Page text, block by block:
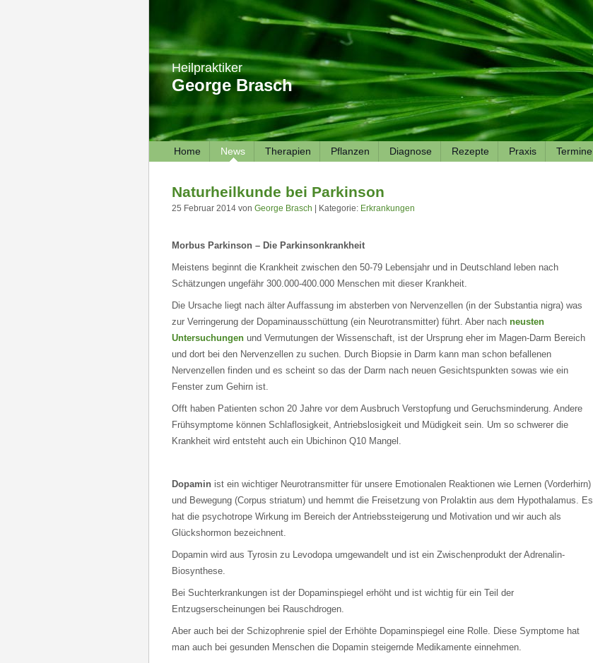
Heilpraktiker
George Brasch
Home News Therapien Pflanzen Diagnose Rezepte Praxis Termine
Naturheilkunde bei Parkinson
25 Februar 2014 von George Brasch | Kategorie: Erkrankungen
Morbus Parkinson – Die Parkinsonkrankheit
Meistens beginnt die Krankheit zwischen den 50-79 Lebensjahr und in Deutschland leben nach
Schätzungen ungefähr 300.000-400.000 Menschen mit dieser Krankheit.
Die Ursache liegt nach älter Auffassung im absterben von Nervenzellen (in der Substantia nigra) was
zur Verringerung der Dopaminausschüttung (ein Neurotransmitter) führt. Aber nach neusten
Untersuchungenund Vermutungen der Wissenschaft, ist der Ursprung eher im Magen-Darm Bereich
und dort bei den Nervenzellen zu suchen. Durch Biopsie in Darm kann man schon befallenen
Nervenzellen finden und es scheint so das der Darm nach neuen Gesichtspunkten sowas wie ein
Fenster zum Gehirn ist.
Offt haben Patienten schon 20 Jahre vor dem Ausbruch Verstopfung und Geruchsminderung. Andere
Frühsymptome können Schlaflosigkeit, Antriebslosigkeit und Müdigkeit sein. Um so schwerer die
Krankheit wird entsteht auch ein Ubichinon Q10 Mangel.
Dopaminist ein wichtiger Neurotransmitter für unsere Emotionalen Reaktionen wie Lernen (Vorderhirn)
und Bewegung (Corpus striatum) und hemmt die Freisetzung von Prolaktin aus dem Hypothalamus. Es
hat die psychotrope Wirkung im Bereich der Antriebssteigerung und Motivation und wir auch als
Glückshormon bezeichnent.
Dopamin wird aus Tyrosin zu Levodopa umgewandelt und ist ein Zwischenprodukt der Adrenalin-
Biosynthese.
Bei Suchterkrankungen ist der Dopaminspiegel erhöht und ist wichtig für ein Teil der
Entzugserscheinungen bei Rauschdrogen.
Aber auch bei der Schizophrenie spiel der Erhöhte Dopaminspiegel eine Rolle. Diese Symptome hat
man auch bei gesunden Menschen die Dopamin steigernde Medikamente einnehmen.